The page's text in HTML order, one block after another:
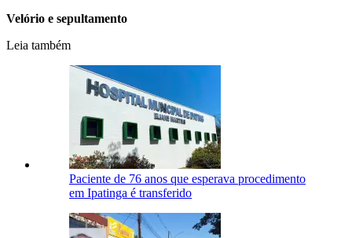
Velório e sepultamento
Leia também
Paciente de 76 anos que esperava procedimento
em Ipatinga é transferido